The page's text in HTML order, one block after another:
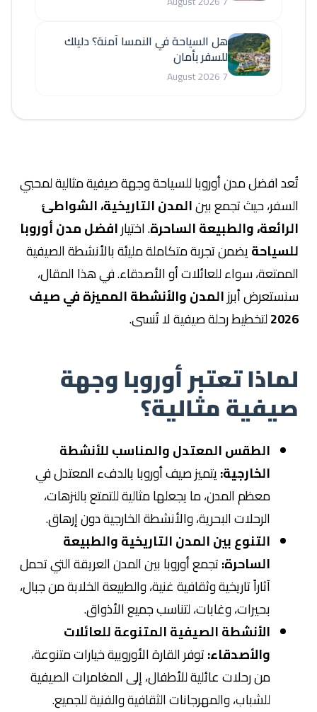
تُعد افضل مدن أوروبا للسياحة وجهة صيفية مثالية لمحبي
السفر، حيث تجمع بينالمدن التاريخية، الشواطئ
الرائعة، والطبيعة الساحرة. اختيارافضل مدن أوروبا
للسياحةيضمن تجربة متكاملة مليئة بالأنشطة الصيفية
الممتعة، سواء للعائلات أو الأصدقاء. في هذا المقال،
سنستعرض أبرزالمدن والأنشطة المميزة في صيف
2026لتخطيط رحلة صيفية لا تُنسى.
لماذا تعتبر أوروبا وجهة
صيفية مثالية؟
الطقس المعتدل والمناسب للأنشطة
الخارجية:يتميز صيف أوروبا بالدفء المعتدل في
معظم المدن، ما يجعلها مثالية للتمتع بالنزهات،
الرحلات البحرية، والأنشطة الخارجية دون إرهاق.
التنوع بين المدن التاريخية والطبيعة
الساحرة:تجمع أوروبا بين المدن العريقة التي تحمل
آثاراً تاريخية وثقافية غنية، والطبيعة الخلابة من جبال،
بحيرات، وغابات، لتناسب جميع الأذواق.
الأنشطة الصيفية المتنوعة للعائلات
والأصدقاء:توفر القارة الأوروبية خيارات متنوعة،
من رحلات عائلية للأطفال، إلى المغامرات الصيفية
للشباب، والمهرجانات الثقافية والفنية للجميع.
هل السياحة في النمسا آمنة؟ دليلك
للسفر بأمان
7 August 2026